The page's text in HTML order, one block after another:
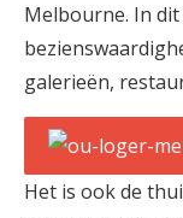
Melbourne. In
galerieën,
Het is ook de